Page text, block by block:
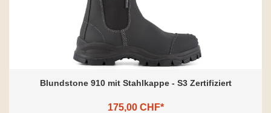
Blundstone 910 mit Stahlkappe - S3 Zertifiziert
175,00 CHF*